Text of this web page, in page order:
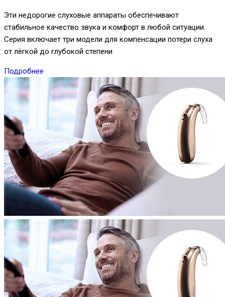
Эти недорогие слуховые аппараты обеспечивают
стабильное качество звука и комфорт в любой ситуации.
Серия включает три модели для компенсации потери слуха
от лёгкой до глубокой степени
Подробнее